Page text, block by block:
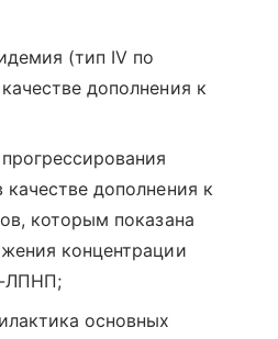
(тип IV по
дополнения к
качестве дополнения к
которым показана
концентрации
ЛПНП;
основных